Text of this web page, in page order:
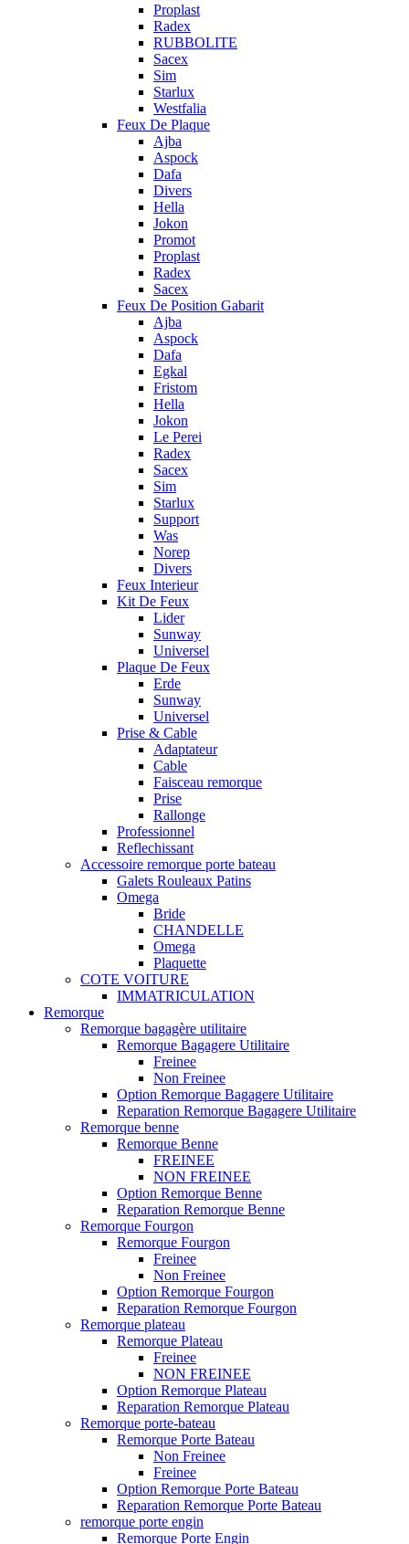
Proplast
Radex
RUBBOLITE
Sacex
Sim
Starlux
Westfalia
Feux De Plaque
Ajba
Aspock
Dafa
Divers
Hella
Jokon
Promot
Proplast
Radex
Sacex
Feux De Position Gabarit
Ajba
Aspock
Dafa
Egkal
Fristom
Hella
Jokon
Le Perei
Radex
Sacex
Sim
Starlux
Support
Was
Norep
Divers
Feux Interieur
Kit De Feux
Lider
Sunway
Universel
Plaque De Feux
Erde
Sunway
Universel
Prise & Cable
Adaptateur
Cable
Faisceau remorque
Prise
Rallonge
Professionnel
Reflechissant
Accessoire remorque porte bateau
Galets Rouleaux Patins
Omega
Bride
CHANDELLE
Omega
Plaquette
COTE VOITURE
IMMATRICULATION
Remorque
Remorque bagagère utilitaire
Remorque Bagagere Utilitaire
Freinee
Non Freinee
Option Remorque Bagagere Utilitaire
Reparation Remorque Bagagere Utilitaire
Remorque benne
Remorque Benne
FREINEE
NON FREINEE
Option Remorque Benne
Reparation Remorque Benne
Remorque Fourgon
Remorque Fourgon
Freinee
Non Freinee
Option Remorque Fourgon
Reparation Remorque Fourgon
Remorque plateau
Remorque Plateau
Freinee
NON FREINEE
Option Remorque Plateau
Reparation Remorque Plateau
Remorque porte-bateau
Remorque Porte Bateau
Non Freinee
Freinee
Option Remorque Porte Bateau
Reparation Remorque Porte Bateau
remorque porte engin
Remorque Porte Engin